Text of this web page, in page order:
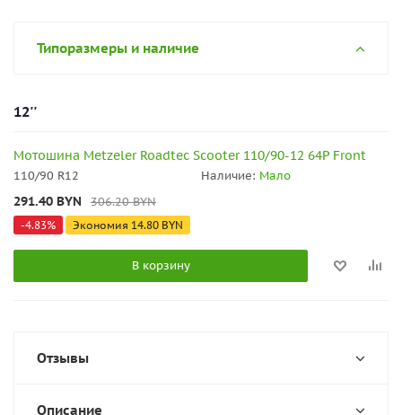
Типоразмеры и наличие
12''
Мотошина Metzeler Roadtec Scooter 110/90-12 64P Front
110/90 R12 Наличие: Мало
291.40 BYN 306.20BYN
-4.83% Экономия 14.80 BYN
В корзину
Отзывы
Описание